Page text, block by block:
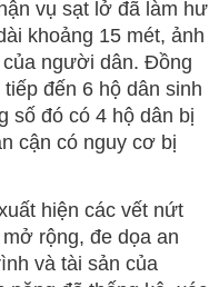
vụ sạt lở đã làm hư
khoảng 15 mét, ảnh
người dân. Đồng
đến 6 hộ dân sinh
số đó có 4 hộ dân bị
cận có nguy cơ bị
hiện các vết nứt
rộng, đe dọa an
và tài sản của